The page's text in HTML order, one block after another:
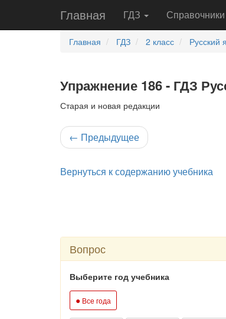
Главная ГДЗ Справочники
Главная ГДЗ 2 класс Русский
Упражнение 186 - ГДЗ
Старая и новая редакции
← Предыдущее
Вернуться к содержанию учебника
Вопрос
Выберите год учебника
● Все года